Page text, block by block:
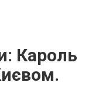
Кароль